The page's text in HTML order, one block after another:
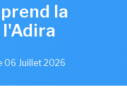
la
06 Juillet 2026